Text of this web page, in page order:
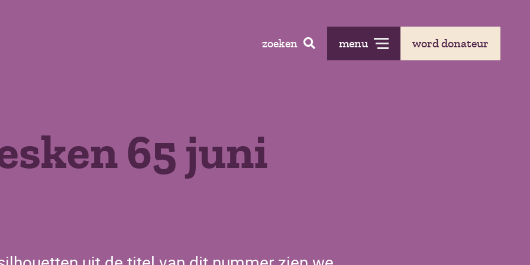
zoeken menu word donateur
65 juni